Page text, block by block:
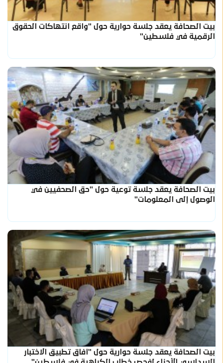
بيت الصحافة يعقد جلسة حوارية حول "واقع انتهاكات الحقوق
الرقمية في فلسطين"
بيت الصحافة يعقد جلسة توعية حول "حق الصحفيين في
الوصول إلى المعلومات"
بيت الصحافة يعقد جلسة حوارية حول "آفاق تطبيق الاختبار